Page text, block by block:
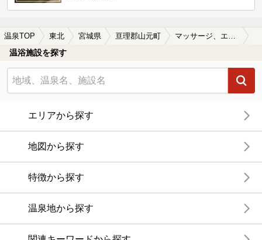
温泉TOP 東北 宮城県 亘理郡山元町 マッサージ、エステがある亘理郡山元町の温泉、日帰り温泉、スーパー銭湯おすすめ
温浴施設を探す
エリアから探す
地図から探す
特徴から探す
温泉地から探す